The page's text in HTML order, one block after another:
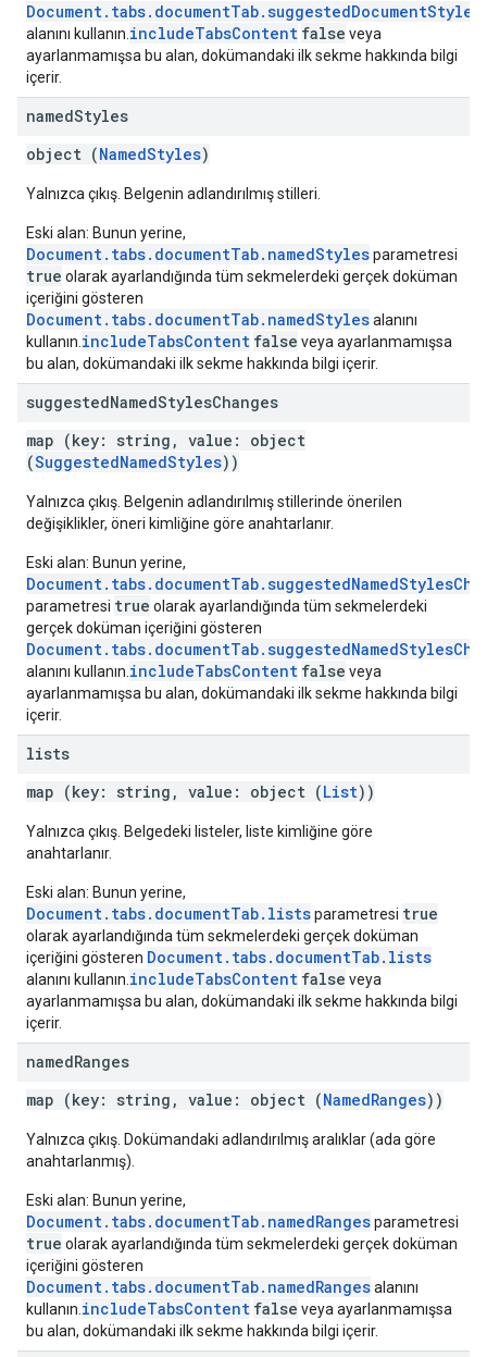
alanını kullanın. includeTabsContent false veya
ayarlanmamışsa bu alan, dokümandaki ilk sekme hakkında bilgi
içerir.
namedStyles
object (NamedStyles)
Yalnızca çıkış. Belgenin adlandırılmış stilleri.
Eski alan: Bunun yerine,
Document.tabs.documentTab.namedStylesparametresi
true olarak ayarlandığında tüm sekmelerdeki gerçek doküman
içeriğini gösteren
Document.tabs.documentTab.namedStylesalanını
kullanın. includeTabsContent false veya ayarlanmamışsa
bu alan, dokümandaki ilk sekme hakkında bilgi içerir.
suggestedNamedStylesChanges
map (key: string, value: object
(SuggestedNamedStyles))
Yalnızca çıkış. Belgenin adlandırılmış stillerinde önerilen
değişiklikler, öneri kimliğine göre anahtarlanır.
Eski alan: Bunun yerine,
parametresi true olarak ayarlandığında tüm sekmelerdeki
gerçek doküman içeriğini gösteren
alanını kullanın. includeTabsContent false veya
ayarlanmamışsa bu alan, dokümandaki ilk sekme hakkında bilgi
içerir.
lists
map (key: string, value: object (List))
Yalnızca çıkış. Belgedeki listeler, liste kimliğine göre
anahtarlanır.
Eski alan: Bunun yerine,
Document.tabs.documentTab.listsparametresi true
olarak ayarlandığında tüm sekmelerdeki gerçek doküman
içeriğini gösteren Document.tabs.documentTab.lists
alanını kullanın. includeTabsContent false veya
ayarlanmamışsa bu alan, dokümandaki ilk sekme hakkında bilgi
içerir.
namedRanges
map (key: string, value: object (NamedRanges))
Yalnızca çıkış. Dokümandaki adlandırılmış aralıklar (ada göre
anahtarlanmış).
Eski alan: Bunun yerine,
Document.tabs.documentTab.namedRangesparametresi
true olarak ayarlandığında tüm sekmelerdeki gerçek doküman
içeriğini gösteren
Document.tabs.documentTab.namedRangesalanını
kullanın. includeTabsContent false veya ayarlanmamışsa
bu alan, dokümandaki ilk sekme hakkında bilgi içerir.